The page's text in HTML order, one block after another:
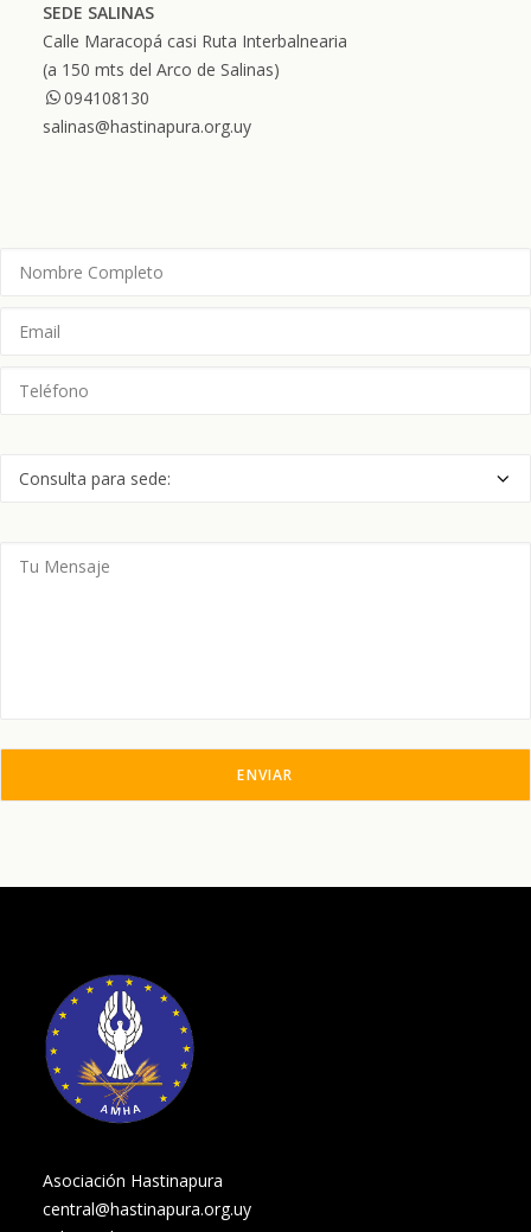
SEDE SALINAS
Calle Maracopá casi Ruta Interbalnearia
(a 150 mts del Arco de Salinas)
094108130
salinas@hastinapura.org.uy
Asociación Hastinapura
central@hastinapura.org.uy